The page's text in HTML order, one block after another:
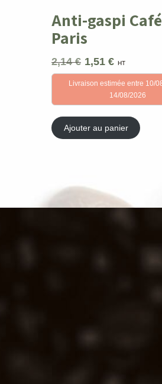
Anti-gaspi
Paris
2,14€ Le
prix
initial
2,14 €.
1,51 € Le
prix
actuel
est :
1,51 €.
HT
Livraison estimée entre 10/
14/08/2026
Ajouter au panier